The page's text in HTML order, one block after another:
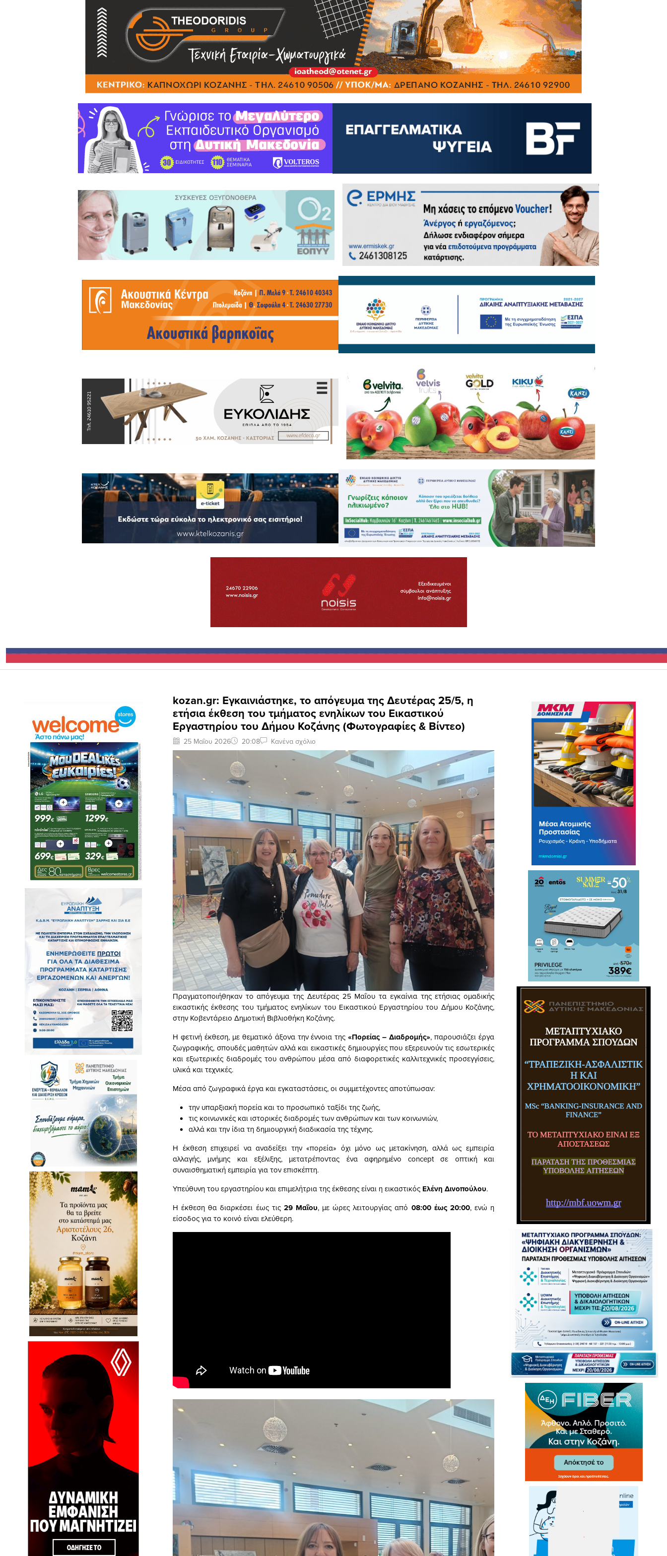
kozan.gr: Εγκαινιάστηκε, το απόγευμα της Δευτέρας 25/5, η
ετήσια έκθεση του τμήματος ενηλίκων του Εικαστικού
Εργαστηρίου του Δήμου Κοζάνης (Φωτογραφίες & Βίντεο)
25 Μαΐου 2026 20:08 Κανένα σχόλιο
Πραγματοποιήθηκαν το απόγευμα της Δευτέρας 25 Μαΐου τα εγκαίνια της ετήσιας ομαδικής
εικαστικής έκθεσης του τμήματος ενηλίκων του Εικαστικού Εργαστηρίου του Δήμου Κοζάνης,
στην Κοβεντάρειο Δημοτική Βιβλιοθήκη Κοζάνης.
Η φετινή έκθεση, με θεματικό άξονα την έννοια της«Πορείας – Διαδρομής», παρουσιάζει έργα
ζωγραφικής, σπουδές μαθητών αλλά και εικαστικές δημιουργίες που εξερευνούν τις εσωτερικές
και εξωτερικές διαδρομές του ανθρώπου μέσα από διαφορετικές καλλιτεχνικές προσεγγίσεις,
υλικά και τεχνικές.
Μέσα από ζωγραφικά έργα και εγκαταστάσεις, οι συμμετέχοντες αποτύπωσαν:
την υπαρξιακή πορεία και το προσωπικό ταξίδι της ζωής,
τις κοινωνικές και ιστορικές διαδρομές των ανθρώπων και των κοινωνιών,
αλλά και την ίδια τη δημιουργική διαδικασία της τέχνης.
Η έκθεση επιχειρεί να αναδείξει την «πορεία» όχι μόνο ως μετακίνηση, αλλά ως εμπειρία
αλλαγής, μνήμης και εξέλιξης, μετατρέποντας ένα αφηρημένο concept σε οπτική και
συναισθηματική εμπειρία για τον επισκέπτη.
Υπεύθυνη του εργαστηρίου και επιμελήτρια της έκθεσης είναι η εικαστικός Ελένη Δινοπούλου.
Η έκθεση θα διαρκέσει έως τις 29 Μαΐου, με ώρες λειτουργίας από 08:00 έως 20:00, ενώ η
είσοδος για το κοινό είναι ελεύθερη.